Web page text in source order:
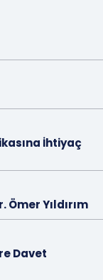
İhtiyaç
Yıldırım
Davet